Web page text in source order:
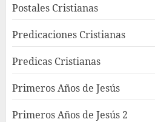
Postales Cristianas
Predicaciones Cristianas
Predicas Cristianas
Primeros Años de Jesús
Primeros Años de Jesús 2